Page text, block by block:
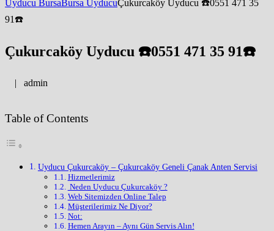
Uyducu BursaBursa UyducuÇukurcaköy Uyducu ☎️0551 471 35
91☎️
Çukurcaköy Uyducu ☎️0551 471 35 91☎️
| admin
Table of Contents
Uyducu Çukurcaköy – Çukurcaköy Geneli Çanak Anten Servisi
Hizmetlerimiz
️ Neden Uyducu Çukurcaköy ?
Web Sitemizden Online Talep
Müşterilerimiz Ne Diyor?
Not:
Hemen Arayın – Aynı Gün Servis Alın!